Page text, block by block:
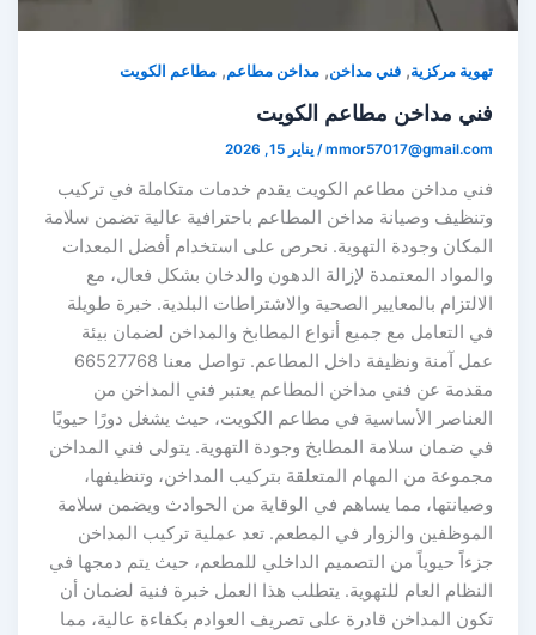
مركزية,فني مداخن ,مداخن مطاعم,مطاعم الكويت
مداخن مطاعم الكويت
/يناير 15, 2026
مداخن مطاعم الكويت يقدم خدمات متكاملة في تركيب
وصيانة مداخن المطاعم باحترافية عالية تضمن سلامة
وجودة التهوية. نحرص على استخدام أفضل المعدات
المعتمدة لإزالة الدهون والدخان بشكل فعال، مع
بالمعايير الصحية والاشتراطات البلدية. خبرة طويلة
التعامل مع جميع أنواع المطابخ والمداخن لضمان بيئة
عمل آمنة ونظيفة داخل المطاعم. تواصل معنا 66527768
عن فني مداخن المطاعم يعتبر فني المداخن من
الأساسية في مطاعم الكويت، حيث يشغل دورًا حيويًا
ضمان سلامة المطابخ وجودة التهوية. يتولى فني المداخن
من المهام المتعلقة بتركيب المداخن، وتنظيفها،
مما يساهم في الوقاية من الحوادث ويضمن سلامة
والزوار في المطعم. تعد عملية تركيب المداخن
حيوياً من التصميم الداخلي للمطعم، حيث يتم دمجها في
العام للتهوية. يتطلب هذا العمل خبرة فنية لضمان أن
المداخن قادرة على تصريف العوادم بكفاءة عالية، مما